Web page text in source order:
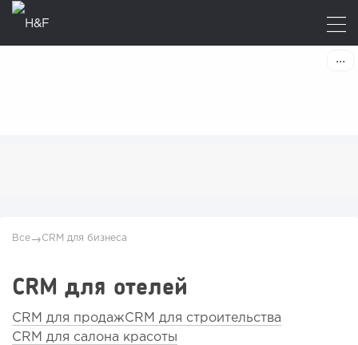
Все→CRM для бизнеса
CRM для отелей
CRM для продажCRM для строительства
CRM для салона красоты